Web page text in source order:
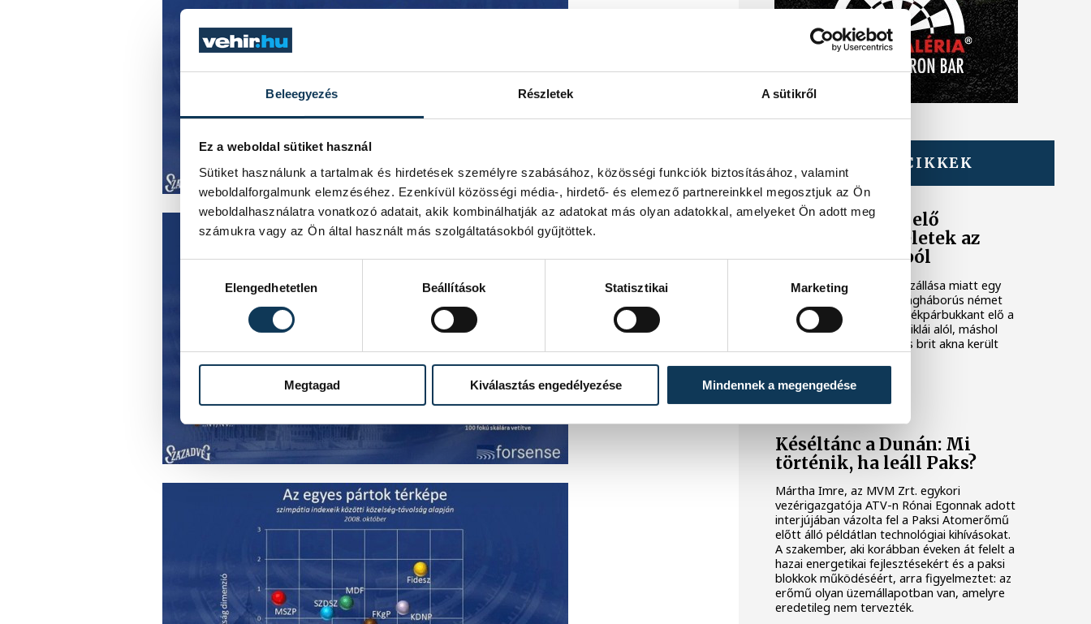
Beleegyezés Részletek A sütikről
Ez a weboldal sütiket használ
Sütiket használunk a tartalmak és hirdetések személyre szabásához, közösségi funkciók biztosításához, valamint
weboldalforgalmunk elemzéséhez. Ezenkívül közösségi média-, hirdető- és elemező partnereinkkel megosztjuk az Ön
weboldalhasználatra vonatkozó adatait, akik kombinálhatják az adatokat más olyan adatokkal, amelyeket Ön adott meg
számukra vagy az Ön által használt más szolgáltatásokból gyűjtöttek.
Elengedhetetlen
Beállítások Statisztikai Marketing
Megtagad Kiválasztás engedélyezése Mindennek a megengedése
TOVÁBBI CIKKEK
KÖZÉLET
Sorra kerülnek elő
világháborús leletek az
alacsony Dunából
A folyó rekordalacsony vízállása miatt egy
csaknem komplett, II. világháborús német
DKW NZ 350-1 motorkerékpárbukkant elő a
Batthyány téri rakpart sziklái alól, máshol
pedig egy közel féltonnás brit akna került
Késéltánc a Dunán: Mi
történik, ha leáll Paks?
Mártha Imre, az MVM Zrt. egykori
vezérigazgatója ATV-n Rónai Egonnak adott
interjújában vázolta fel a Paksi Atomerőmű
előtt álló példátlan technológiai kihívásokat.
A szakember, aki korábban éveken át felelt a
hazai energetikai fejlesztésekért és a paksi
blokkok működéséért, arra figyelmeztet: az
erőmű olyan üzemállapotban van, amelyre
eredetileg nem tervezték.